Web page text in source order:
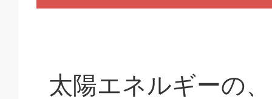
太陽エネルギーの